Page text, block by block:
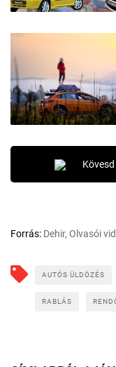
Kövesd
Forrás: Dehir, Olvasói
AUTÓS ÜLDÖZÉS
RABLÁS